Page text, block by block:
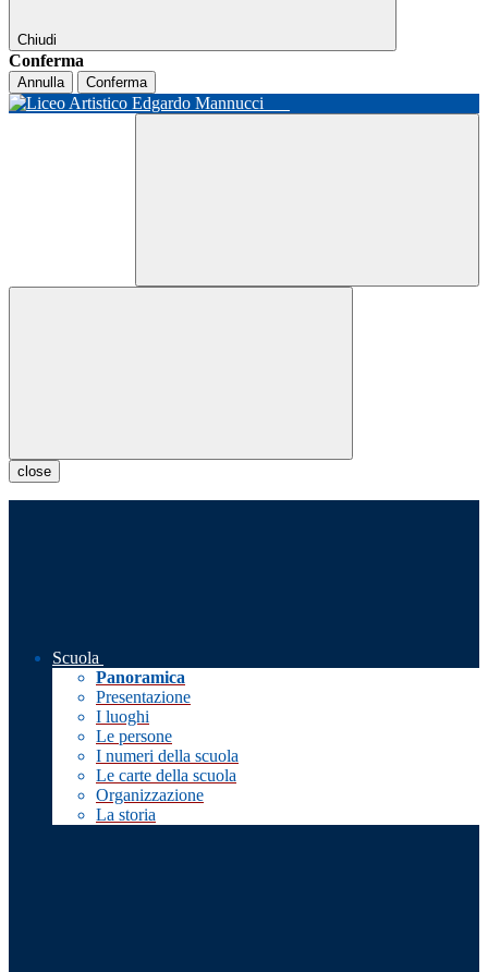
Chiudi
Conferma
Annulla Conferma
close
Scuola
Panoramica
Presentazione
I luoghi
Le persone
I numeri della scuola
Le carte della scuola
Organizzazione
La storia